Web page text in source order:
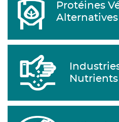
Protéines
Alternatives
Nutrients